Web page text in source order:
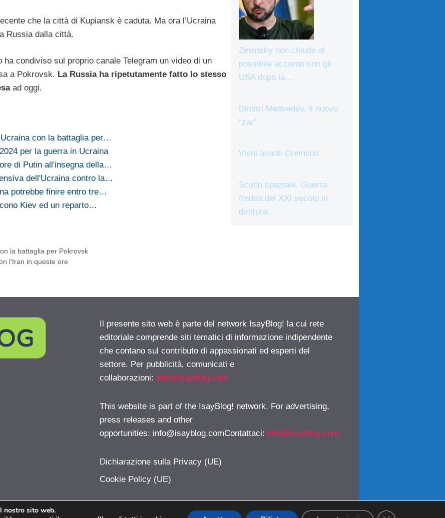
che la città di Kupiansk è caduta. Ma ora l’Ucraina
Russia dalla città.
condiviso sul proprio canale Telegram un video di un
a Pokrovsk. La Russia ha ripetutamente fatto lo stesso
ad oggi.
con la battaglia per…
per la guerra in Ucraina
di Putin all'insegna della…
dell'Ucraina contro la…
potrebbe finire entro tre…
Kiev ed un reparto…
la battaglia per Pokrovsk
l’Iran in queste ore
Zelensky non chiude al
possibile accordo con gli
USA dopo la…
Dimitri Medvedev, il nuovo
“zar”
Vieni avanti Cremlino
Scudo spaziale. Guerra
fredda del XXI secolo in
dirittura…
Il presente sito web è parte del network IsayBlog! la cui rete
editoriale comprende siti tematici di informazione indipendente
che contano sul contributo di appassionati ed esperti del
settore. Per pubblicità, comunicati e
collaborazioni: info@isayblog.com
This website is part of the IsayBlog! network. For advertising,
press releases and other
opportunities: info@isayblog.comContattaci: info@isayblog.com
Dichiarazione sulla Privacy (UE)
Cookie Policy (UE)
nostro sito web.